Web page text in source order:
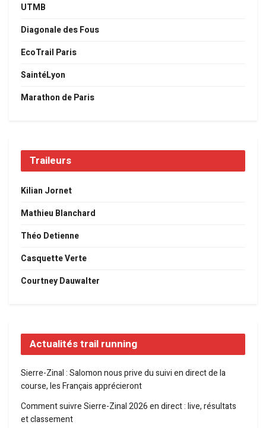
UTMB
Diagonale des Fous
EcoTrail Paris
SaintéLyon
Marathon de Paris
Traileurs
Kilian Jornet
Mathieu Blanchard
Théo Detienne
Casquette Verte
Courtney Dauwalter
Actualités trail running
Sierre-Zinal : Salomon nous prive du suivi en direct de la
course, les Français apprécieront
Comment suivre Sierre-Zinal 2026 en direct : live, résultats
et classement